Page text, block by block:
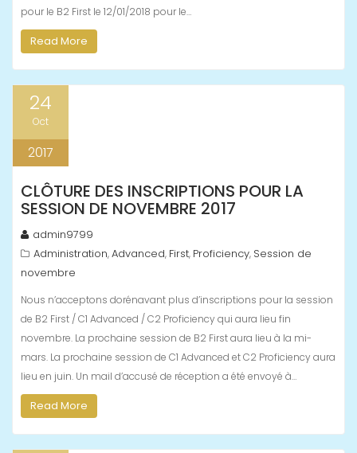
pour le B2 First le 12/01/2018 pour le…
Read More
24
Oct
2017
CLÔTURE DES INSCRIPTIONS POUR LA
SESSION DE NOVEMBRE 2017
admin9799
Administration,Advanced, First, Proficiency, Session de
novembre
Nous n’acceptons dorénavant plus d’inscriptions pour la session
de B2 First / C1 Advanced / C2 Proficiency qui aura lieu fin
novembre. La prochaine session de B2 First aura lieu à la mi-
mars. La prochaine session de C1 Advanced et C2 Proficiency aura
lieu en juin. Un mail d’accusé de réception a été envoyé à…
Read More